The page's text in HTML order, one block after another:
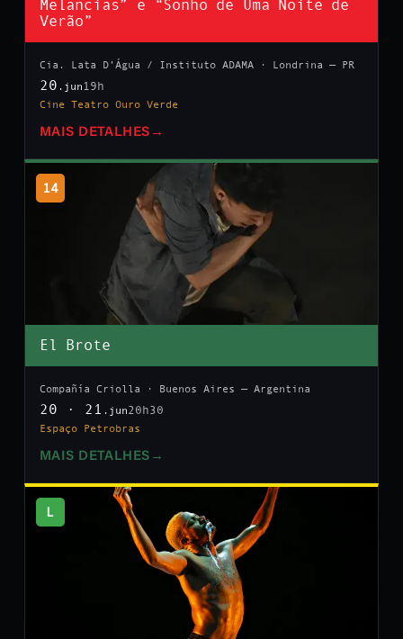
Melancias” e “Sonho de Uma Noite de
Verão”
Cia. Lata D’Água / Instituto ADAMA · Londrina — PR
20 .jun 19h
Cine Teatro Ouro Verde
MAIS DETALHES →
14
El Brote
Compañía Criolla · Buenos Aires — Argentina
20 · 21 .jun20h30
Espaço Petrobras
MAIS DETALHES →
L